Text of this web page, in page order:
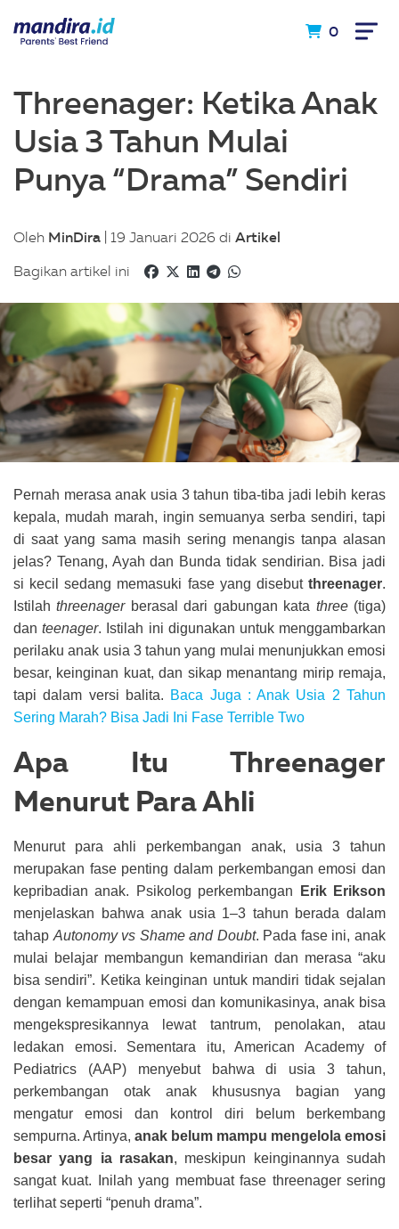
0
Threenager: Ketika Anak
Usia 3 Tahun Mulai
Punya “Drama” Sendiri
Oleh MinDira | 19 Januari 2026 di Artikel
Bagikan artikel ini
Pernah merasa anak usia 3 tahun tiba-tiba jadi lebih keras
kepala, mudah marah, ingin semuanya serba sendiri, tapi
di saat yang sama masih sering menangis tanpa alasan
jelas? Tenang, Ayah dan Bunda tidak sendirian. Bisa jadi
si kecil sedang memasuki fase yang disebut threenager.
Istilahthreenagerberasal dari gabungan kata three(tiga)
danteenager. Istilah ini digunakan untuk menggambarkan
perilaku anak usia 3 tahun yang mulai menunjukkan emosi
besar, keinginan kuat, dan sikap menantang mirip remaja,
tapi dalam versi balita. Baca Juga :Anak Usia 2 Tahun
Sering Marah? Bisa Jadi Ini Fase Terrible Two
Apa Itu Threenager
Menurut Para Ahli
Menurut para ahli perkembangan anak, usia 3 tahun
merupakan fase penting dalam perkembangan emosi dan
kepribadian anak.
Psikolog perkembangan
Erik Erikson
menjelaskan bahwa anak usia 1–3 tahun berada dalam
tahap Autonomy vs Shame and Doubt. Pada fase ini, anak
mulai belajar membangun kemandirian dan merasa “aku
bisa sendiri”. Ketika keinginan untuk mandiri tidak sejalan
dengan kemampuan emosi dan komunikasinya, anak bisa
mengekspresikannya lewat tantrum, penolakan, atau
ledakan emosi. Sementara itu, American Academy of
Pediatrics (AAP) menyebut bahwa di usia 3 tahun,
perkembangan otak anak khususnya bagian yang
mengatur emosi dan kontrol diri belum berkembang
sempurna. Artinya, anak belum mampu mengelola emosi
besar yang ia rasakan, meskipun keinginannya sudah
sangat kuat.
Inilah yang membuat fase threenager sering
terlihat seperti “penuh drama”.